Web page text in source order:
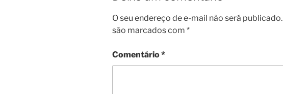
O seu endereço de e-mail não será publicado.
são marcados com *
Comentário*